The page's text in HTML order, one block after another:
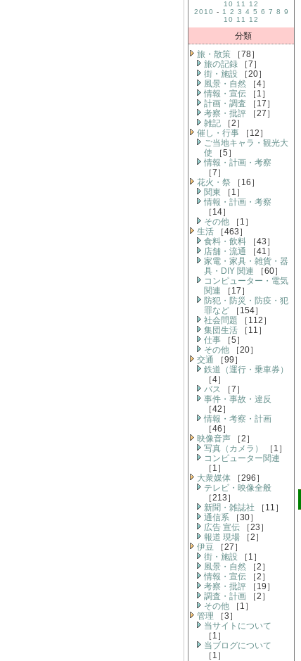
10
11
12
2010 - 1 2 3 4 5 6 7 8 9
10
11 12
分類
旅・散策 ［78］
旅の記録 ［7］
街・施設 ［20］
風景・自然 ［4］
情報・宣伝 ［1］
計画・調査 ［17］
考察・批評 ［27］
雑記 ［2］
催し・行事 ［12］
ご当地キャラ・観光大
使 ［5］
情報・計画・考察
［7］
花火・祭 ［16］
関東 ［1］
情報・計画・考察
［14］
その他 ［1］
生活 ［463］
食料・飲料 ［43］
店舗・流通 ［41］
家電・家具・雑貨・器
具・DIY 関連 ［60］
コンピューター・電気
関連 ［17］
防犯・防災・防疫・犯
罪など ［154］
社会問題 ［112］
集団生活 ［11］
仕事 ［5］
その他 ［20］
交通 ［99］
鉄道（運行・乗車券）
［4］
バス ［7］
事件・事故・違反
［42］
情報・考察・計画
［46］
映像音声 ［2］
写真（カメラ）
［1］
コンピューター関連
［1］
大衆媒体 ［296］
テレビ・映像全般
［213］
新聞・雑誌社 ［11］
通信系 ［30］
広告 宣伝 ［23］
報道 現場 ［2］
伊豆 ［27］
街・施設 ［1］
風景・自然 ［2］
情報・宣伝 ［2］
考察・批評 ［19］
調査・計画 ［2］
その他 ［1］
管理 ［3］
当サイトについて
［1］
当ブログについて
［1］